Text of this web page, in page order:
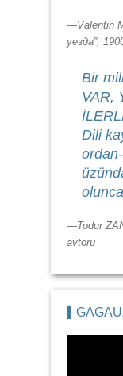
—Valentin
уезда”,
Bir
VAR,
Dili
—Todur
avtoru